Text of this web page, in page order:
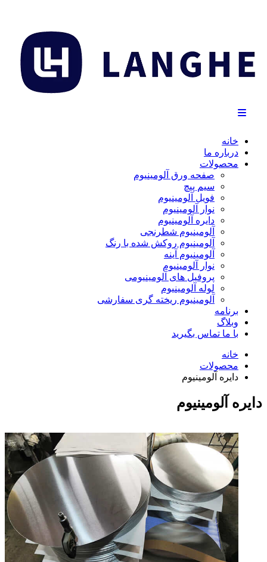
خانه
درباره ما
محصولات
صفحه ورق آلومینیوم
سیم پیچ
فویل آلومینیوم
نوار آلومینیوم
دایره آلومینیوم
آلومینیوم شطرنجی
آلومینیوم روکش شده با رنگ
آلومینیوم آینه
نوار آلومینیوم
پروفیل های آلومینیومی
لوله آلومینیوم
آلومینیوم ریخته گری سفارشی
برنامه
وبلاگ
با ما تماس بگیرید
خانه
محصولات
دایره آلومینیوم
دایره آلومینیوم